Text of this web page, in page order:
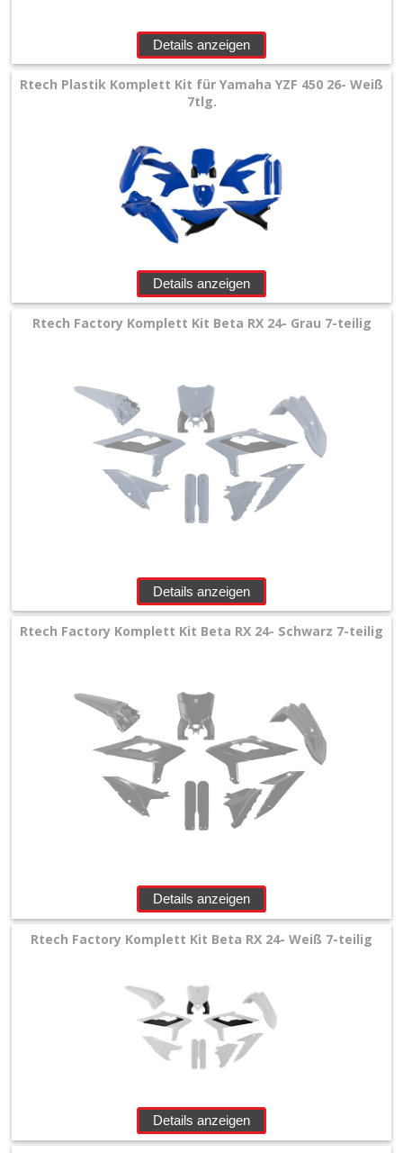
Details anzeigen
Rtech Plastik Komplett Kit für Yamaha YZF 450 26- Weiß
7tlg.
Details anzeigen
Rtech Factory Komplett Kit Beta RX 24- Grau 7-teilig
Details anzeigen
Rtech Factory Komplett Kit Beta RX 24- Schwarz 7-teilig
Details anzeigen
Rtech Factory Komplett Kit Beta RX 24- Weiß 7-teilig
Details anzeigen